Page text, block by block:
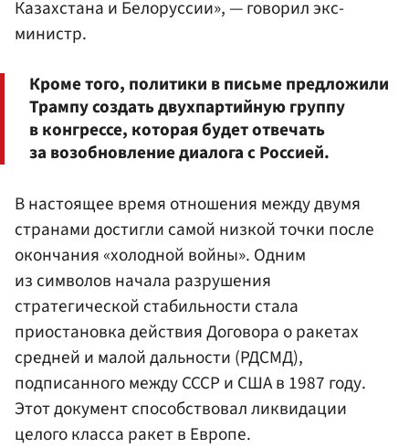
Казахстана и Белоруссии», — говорил экс-
министр.
Кроме того, политики в письме предложили
Трампу создать двухпартийную группу
в конгрессе, которая будет отвечать
за возобновление диалога с Россией.
В настоящее время отношения между двумя
странами достигли самой низкой точки после
окончания «холодной войны». Одним
из символов начала разрушения
стратегической стабильности стала
приостановка действия Договора о ракетах
средней и малой дальности (РДСМД),
подписанного между СССР и США в 1987 году.
Этот документ способствовал ликвидации
целого класса ракет в Европе.